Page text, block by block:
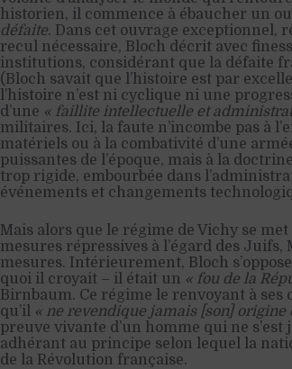
historien, il commence à ébaucher un
défaite. Dans cet ouvrage exceptionnel,
recul nécessaire, Bloch décrit avec
institutions, considérant que la défaite
(Bloch savait que l’histoire est par
l’histoire n’est ni cyclique ni une
d’une « faillite intellectuelle et
militaires. Ici, la faute n’incombe pas à
matériels ou à la combativité d’une
puissantes de l’époque, mais à la
trop rigide, embourbée dans
événements et changements
Mais alors que le régime de Vichy se
mesures répressives à l’égard des
mesures. Intérieurement, Bloch
quoi il croyait – il était un « fou de la
Birnbaum. Ce régime le renvoyant à
qu’il
« ne revendique jamais [son] origine
preuve vivante d’un homme qui ne
adhérant au principe selon lequel la
de la Révolution française.